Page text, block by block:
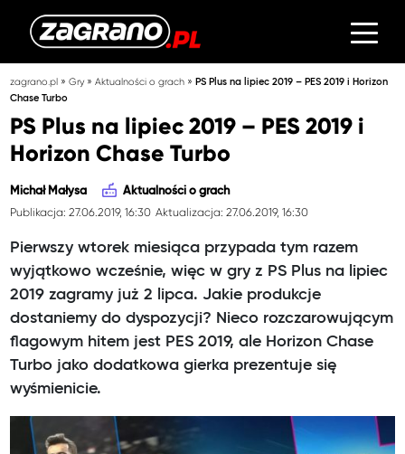
zagrano.pl »Gry»Aktualności o grach »PS Plus na lipiec 2019 – PES 2019 i Horizon
Chase Turbo
PS Plus na lipiec 2019 – PES 2019 i
Horizon Chase Turbo
Michał Małysa Aktualności o grach
Publikacja: 27.06.2019, 16:30 Aktualizacja: 27.06.2019, 16:30
Pierwszy wtorek miesiąca przypada tym razem
wyjątkowo wcześnie, więc w gry z PS Plus na lipiec
2019 zagramy już 2 lipca. Jakie produkcje
dostaniemy do dyspozycji? Nieco rozczarowującym
flagowym hitem jest PES 2019, ale Horizon Chase
Turbo jako dodatkowa gierka prezentuje się
wyśmienicie.